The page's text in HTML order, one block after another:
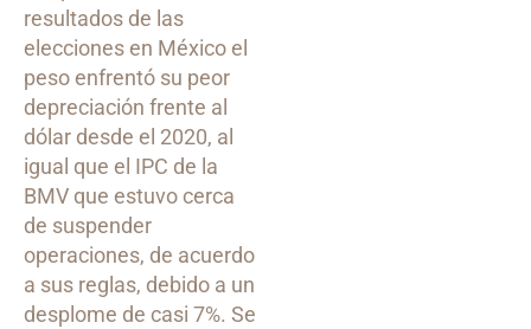
resultados de las
elecciones en México el
peso enfrentó su peor
depreciación frente al
dólar desde el 2020, al
igual que el IPC de la
BMV que estuvo cerca
de suspender
operaciones, de acuerdo
a sus reglas, debido a un
desplome de casi 7%. Se